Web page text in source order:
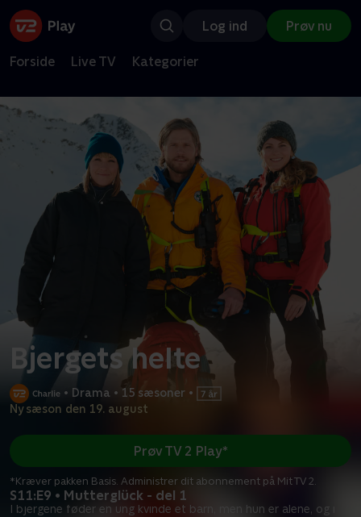
Log ind Prøv nu
Forside Live TV Kategorier
Bjergets helte
• Drama • 15 sæsoner •
Ny sæson den 19. august
S11:E9 • Mutterglück - del 1
I bjergene føder en ung kvinde et barn, men hun er alene, og i
Prøv TV 2 Play*
*Kræver pakken Basis. Administrer dit abonnement på Mit TV 2.